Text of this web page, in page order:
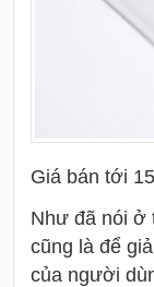
Giá bán tới
Như đã nói ở
cũng là để
của người